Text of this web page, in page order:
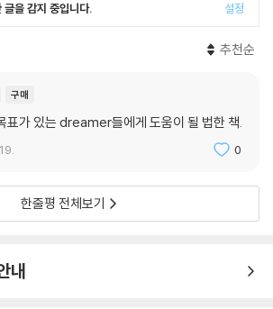
글을 감지 중입니다. 설정
추천순
구매
표가 있는 dreamer들에게 도움이 될 법한 책.
0
한줄평 전체보기
내